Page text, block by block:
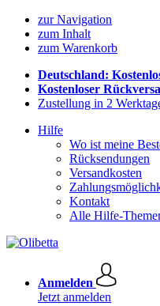
zur Navigation
zum Inhalt
zum Warenkorb
Deutschland:
Kostenloser
Zustellung in 2
Hilfe
Wo ist meine
Rücksendungen
Versandkosten
Kontakt
Alle Hilfe-
Anmelden
Jetzt anmelden